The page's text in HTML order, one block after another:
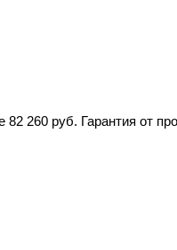
260 руб. Гарантия от